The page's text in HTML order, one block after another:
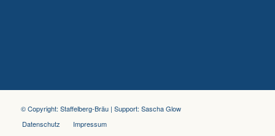
© Copyright: Staffelberg-Bräu| Support: Sascha Glow
Datenschutz
Impressum